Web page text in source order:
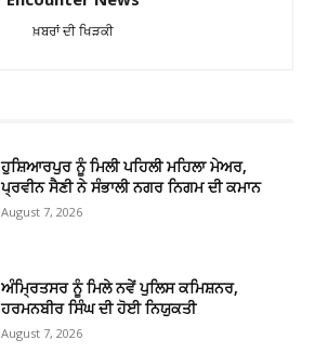
ਖ਼ਬਰਾਂ ਦੀ ਖਿੜਕੀ
ਹੁਸ਼ਿਆਰਪੁਰ ਨੂੰ ਮਿਲੀ ਪਹਿਲੀ ਮਹਿਲਾ ਮੇਅਰ,
ਪ੍ਰਵੀਨ ਸੈਣੀ ਨੇ ਸੰਭਾਲੀ ਨਗਰ ਨਿਗਮ ਦੀ ਕਮਾਨ
August 7, 2026
ਅੰਮ੍ਰਿਤਸਰ ਨੂੰ ਮਿਲੇ ਨਵੇਂ ਪੁਲਿਸ ਕਮਿਸ਼ਨਰ,
ਹਰਮਨਬੀਰ ਸਿੰਘ ਦੀ ਹੋਈ ਨਿਯੁਕਤੀ
August 7, 2026